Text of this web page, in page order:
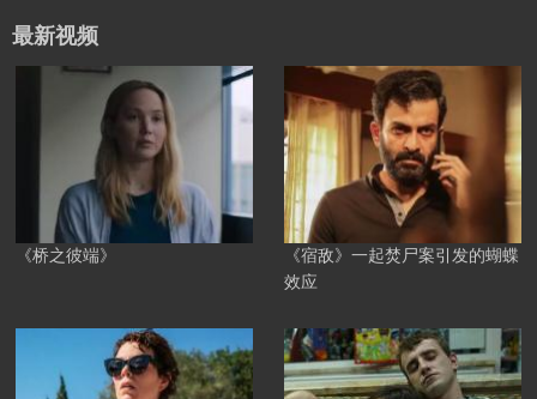
最新视频
《桥之彼端》
《宿敌》一起焚尸案引发的蝴蝶
效应